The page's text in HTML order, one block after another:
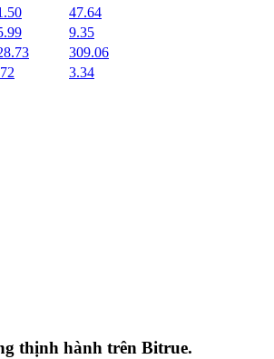
47.64
9.35
309.06
3.34
thịnh hành trên Bitrue.